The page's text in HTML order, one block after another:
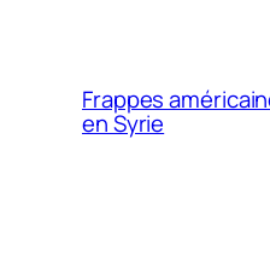
Frappes
en Syrie